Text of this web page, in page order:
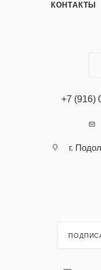
КОНТАКТЫ
+7 (916)
г.